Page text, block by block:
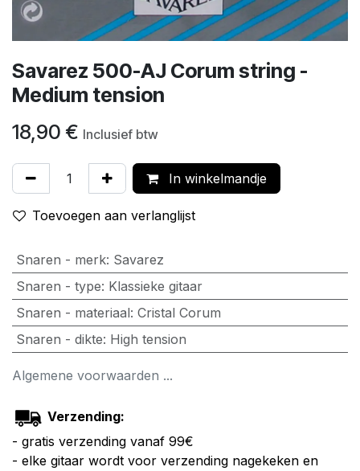
Savarez 500-AJ Corum string -
Medium tension
18,90 € Inclusief btw
In winkelmandje
Toevoegen aan verlanglijst
Snaren - merk: Savarez
Snaren - type: Klassieke gitaar
Snaren - materiaal: Cristal Corum
Snaren - dikte: High tension
Algemene voorwaarden ...
Verzending:
- gratis verzending vanaf 99€
- elke gitaar wordt voor verzending nagekeken en